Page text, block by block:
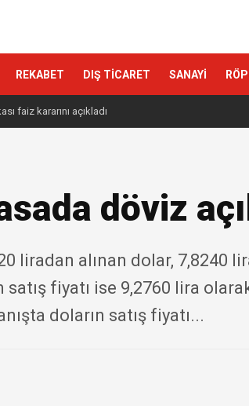
REKABET DIŞ TİCARET SANAYİ
faiz kararını açıkladı
döviz
liradan alınan dolar, 7,8240
satış fiyatı ise 9,2760 lira
doların satış fiyatı...